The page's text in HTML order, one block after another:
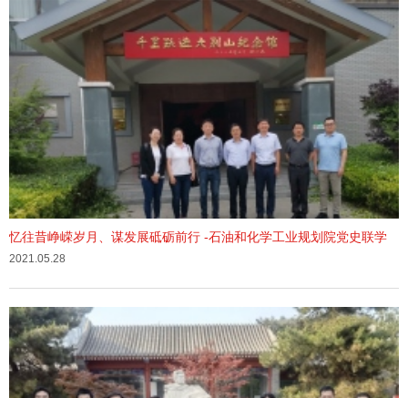
忆往昔峥嵘岁月、谋发展砥砺前行 -石油和化学工业规划院党史联学
和主题党日活动
2021.05.28